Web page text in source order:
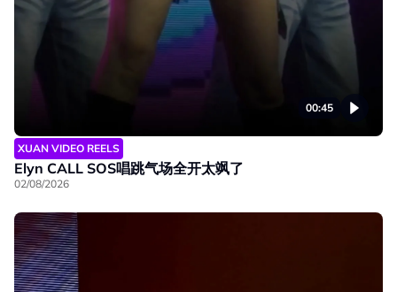
00:45
XUAN VIDEO REELS
Elyn CALL SOS唱跳气场全开太飒了
02/08/2026